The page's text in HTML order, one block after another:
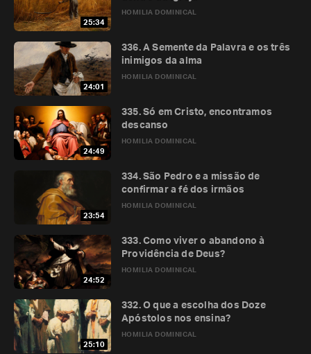
25:34
HOMILIA DOMINICAL
24:01
HOMILIA DOMINICAL
336. A Semente da Palavra e os três
inimigos da alma
24:49
HOMILIA DOMINICAL
335. Só em Cristo, encontramos
descanso
23:54
HOMILIA DOMINICAL
334. São Pedro e a missão de
confirmar a fé dos irmãos
24:52
HOMILIA DOMINICAL
333. Como viver o abandono à
Providência de Deus?
25:10
HOMILIA DOMINICAL
332. O que a escolha dos Doze
Apóstolos nos ensina?